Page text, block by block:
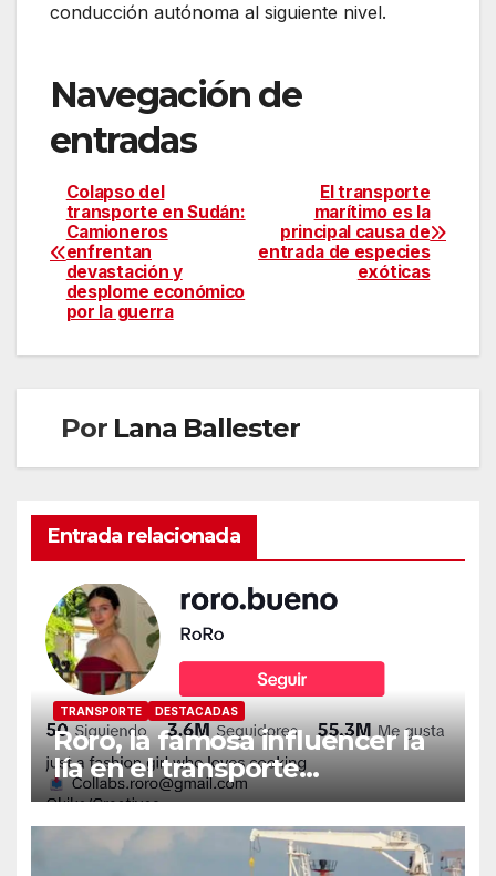
conducción autónoma al siguiente nivel.
Navegación de
entradas
El transporte
marítimo es la
principal causa de
entrada de especies
exóticas
Colapso del
transporte en Sudán:
Camioneros
enfrentan
devastación y
desplome económico
por la guerra
Por Lana Ballester
Entrada relacionada
TRANSPORTE DESTACADAS
Roro, la famosa influencer la
lía en el transporte
internacional